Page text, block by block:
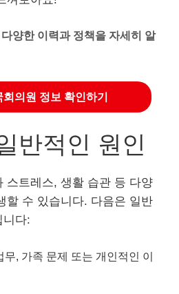
양한 이력과 정책을 자세히 알
의원 정보 확인하기
반적인 원인
스트레스, 생활 습관 등 다양
할 수 있습니다. 다음은 일반
니다:
무, 가족 문제 또는 개인적인 이